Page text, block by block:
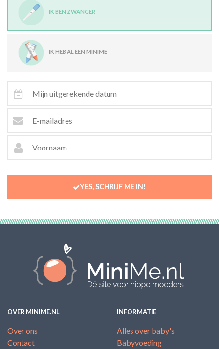
IK BEN ZWANGER
IK HEB AL EEN MINIME
YES, SCHRIJF ME IN!
OVER MINIME.NL
Over ons
Contact
INFORMATIE
Alles over baby's
Babyvoeding